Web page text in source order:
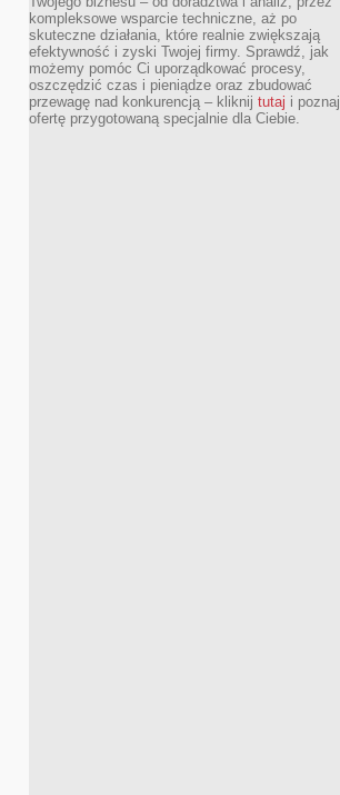
kompleksowe wsparcie techniczne, aż po
skuteczne działania, które realnie zwiększają
efektywność i zyski Twojej firmy. Sprawdź, jak
możemy pomóc Ci uporządkować procesy,
oszczędzić czas i pieniądze oraz zbudować
przewagę nad konkurencją – kliknij tutaj i poznaj
ofertę przygotowaną specjalnie dla Ciebie.